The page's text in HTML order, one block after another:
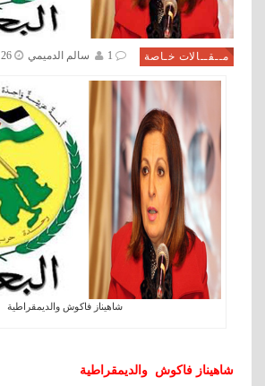
مــقــالات خـاصة 1 سالم الدميمي 26 سبتمبر 2012
شاهيناز فاكوش والديمقراطية
شاهيناز فاكوش والديمقراطية